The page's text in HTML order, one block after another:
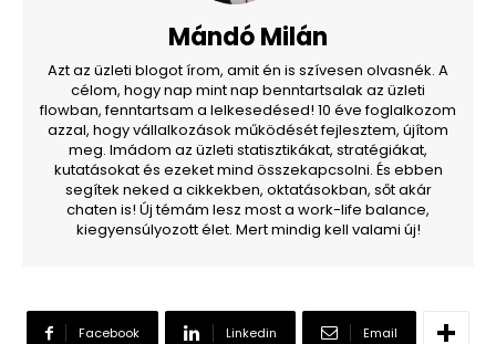
Mándó Milán
Azt az üzleti blogot írom, amit én is szívesen olvasnék. A
célom, hogy nap mint nap benntartsalak az üzleti
flowban, fenntartsam a lelkesedésed! 10 éve foglalkozom
azzal, hogy vállalkozások működését fejlesztem, újítom
meg. Imádom az üzleti statisztikákat, stratégiákat,
kutatásokat és ezeket mind összekapcsolni. És ebben
segítek neked a cikkekben, oktatásokban, sőt akár
chaten is! Új témám lesz most a work-life balance,
kiegyensúlyozott élet. Mert mindig kell valami új!
Facebook Linkedin Email